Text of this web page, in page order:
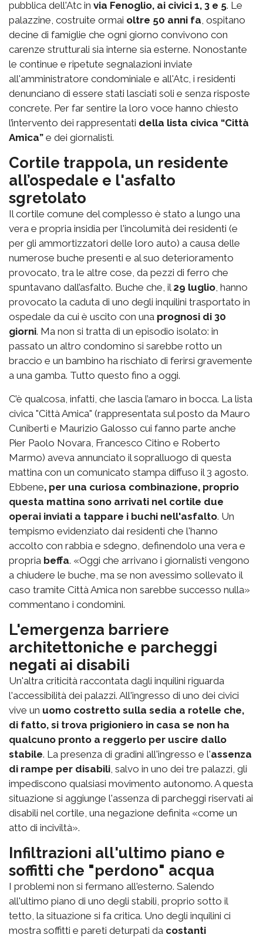
pubblica dell'Atc in via Fenoglio, ai civici 1, 3 e 5. Le
palazzine, costruite ormai oltre 50 anni fa , ospitano
decine di famiglie che ogni giorno convivono con
carenze strutturali sia interne sia esterne. Nonostante
le continue e ripetute segnalazioni inviate
all'amministratore condominiale e all'Atc, i residenti
denunciano di essere stati lasciati soli e senza risposte
concrete. Per far sentire la loro voce hanno chiesto
l’intervento dei rappresentati della lista civica “Città
Amica” e dei giornalisti.
Cortile trappola, un residente
all’ospedale e l'asfalto
sgretolato
Il cortile comune del complesso è stato a lungo una
vera e propria insidia per l'incolumità dei residenti (e
per gli ammortizzatori delle loro auto) a causa delle
numerose buche presenti e al suo deterioramento
provocato, tra le altre cose, da pezzi di ferro che
spuntavano dall’asfalto. Buche che, il 29 luglio , hanno
provocato la caduta di uno degli inquilini trasportato in
ospedale da cui è uscito con una prognosi di 30
giorni. Ma non si tratta di un episodio isolato: in
passato un altro condomino si sarebbe rotto un
braccio e un bambino ha rischiato di ferirsi gravemente
a una gamba. Tutto questo fino a oggi.
C’è qualcosa, infatti, che lascia l’amaro in bocca. La lista
civica "Città Amica" (rappresentata sul posto da Mauro
Cuniberti e Maurizio Galosso cui fanno parte anche
Pier Paolo Novara, Francesco Citino e Roberto
Marmo) aveva annunciato il sopralluogo di questa
mattina con un comunicato stampa diffuso il 3 agosto.
Ebbene, per una curiosa combinazione, proprio
questa mattina sono arrivati nel cortile due
operai inviati a tappare i buchi nell'asfalto. Un
tempismo evidenziato dai residenti che l'hanno
accolto con rabbia e sdegno, definendolo una vera e
propria beffa. «Oggi che arrivano i giornalisti vengono
a chiudere le buche, ma se non avessimo sollevato il
caso tramite Città Amica non sarebbe successo nulla»
commentano i condomini.
L'emergenza barriere
architettoniche e parcheggi
negati ai disabili
Un'altra criticità raccontata dagli inquilini riguarda
l'accessibilità dei palazzi. All'ingresso di uno dei civici
vive un uomo costretto sulla sedia a rotelle che,
di fatto, si trova prigioniero in casa se non ha
qualcuno pronto a reggerlo per uscire dallo
stabile. La presenza di gradini all'ingresso e l'assenza
di rampe per disabili , salvo in uno dei tre palazzi, gli
impediscono qualsiasi movimento autonomo. A questa
situazione si aggiunge l'assenza di parcheggi riservati ai
disabili nel cortile, una negazione definita «come un
atto di inciviltà».
Infiltrazioni all'ultimo piano e
soffitti che "perdono" acqua
I problemi non si fermano all'esterno. Salendo
all'ultimo piano di uno degli stabili, proprio sotto il
tetto, la situazione si fa critica. Uno degli inquilini ci
mostra soffitti e pareti deturpati da costanti